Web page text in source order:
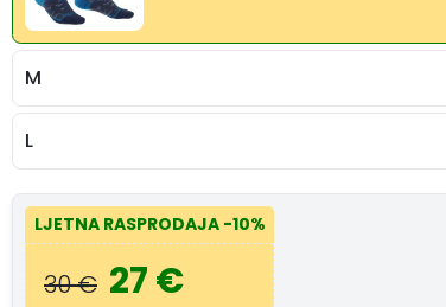
M
L
LJETNA RASPRODAJA -10%
30 € 27 €